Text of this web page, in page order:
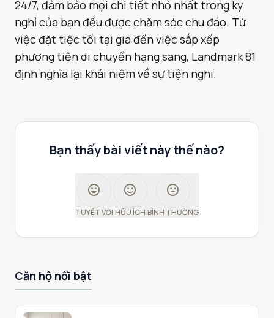
24/7, đảm bảo mọi chi tiết nhỏ nhất trong kỳ
nghỉ của bạn đều được chăm sóc chu đáo. Từ
việc đặt tiệc tối tại gia đến việc sắp xếp
phương tiện di chuyển hạng sang, Landmark 81
định nghĩa lại khái niệm về sự tiện nghi.
Bạn thấy bài viết này thế nào?
sentiment_very_satisfied
TUYỆT VỜI
sentiment_satisfied
HỮU ÍCH
sentiment_neutral
BÌNH THƯỜNG
Căn hộ nổi bật